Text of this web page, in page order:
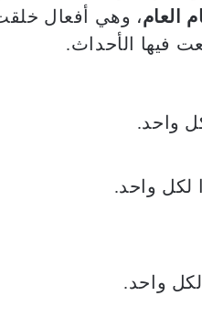
العام، وهي أفعال
فيها الأحداث.